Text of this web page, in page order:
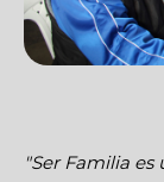
"Ser Familia